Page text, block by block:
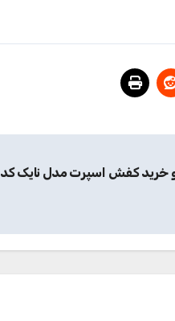
کفش اسپرت مدل نایک کد 3760